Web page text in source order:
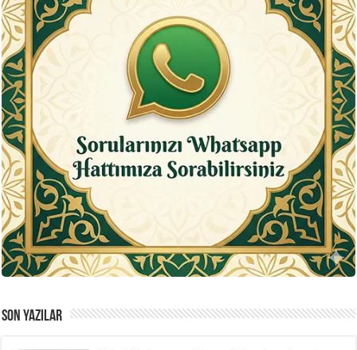
SON YAZILAR